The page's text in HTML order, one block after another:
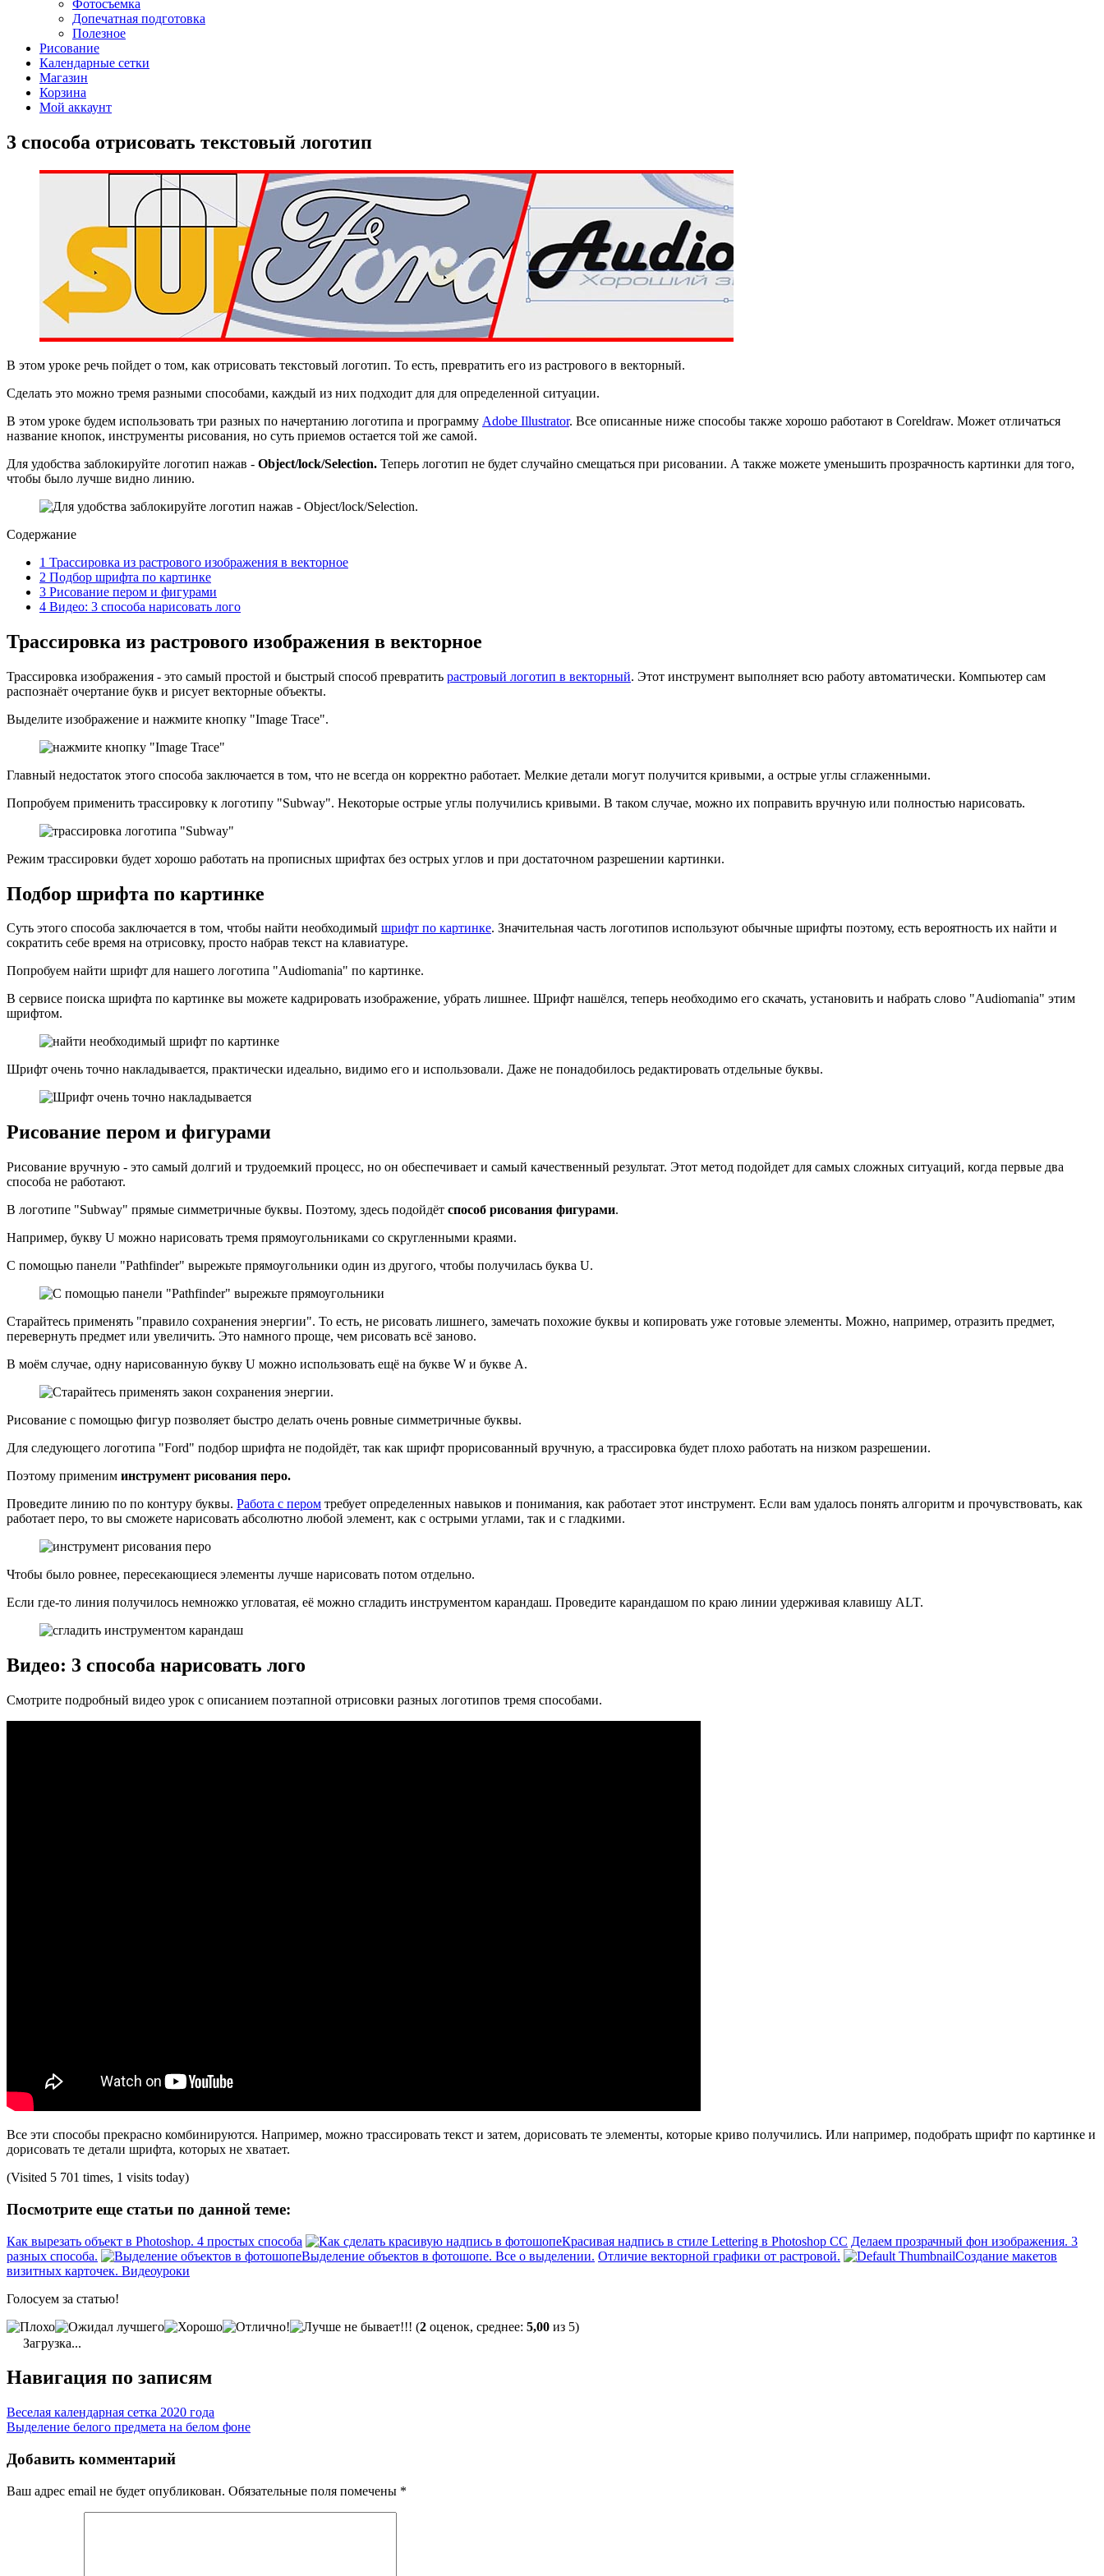
Фотосъемка
Допечатная подготовка
Полезное
Рисование
Календарные сетки
Магазин
Корзина
Мой аккаунт
3 способа отрисовать текстовый логотип
В этом уроке речь пойдет о том, как отрисовать текстовый логотип. То есть, превратить его из растрового в векторный.
Сделать это можно тремя разными способами, каждый из них подходит для для определенной ситуации.
В этом уроке будем использовать три разных по начертанию логотипа и программу Adobe Illustrator. Все описанные ниже способы также хорошо работают в Сoreldraw. Может отличаться
название кнопок, инструменты рисования, но суть приемов остается той же самой.
Для удобства заблокируйте логотип нажав - Object/lock/Selection. Теперь логотип не будет случайно смещаться при рисовании. А также можете уменьшить прозрачность картинки для того,
чтобы было лучше видно линию.
Содержание
1 Трассировка из растрового изображения в векторное
2 Подбор шрифта по картинке
3 Рисование пером и фигурами
4 Видео: 3 способа нарисовать лого
Трассировка из растрового изображения в векторное
Трассировка изображения - это самый простой и быстрый способ превратить растровый логотип в векторный. Этот инструмент выполняет всю работу автоматически. Компьютер сам
распознаёт очертание букв и рисует векторные объекты.
Выделите изображение и нажмите кнопку "Image Trace".
Главный недостаток этого способа заключается в том, что не всегда он корректно работает. Мелкие детали могут получится кривыми, а острые углы сглаженными.
Попробуем применить трассировку к логотипу "Subway". Некоторые острые углы получились кривыми. В таком случае, можно их поправить вручную или полностью нарисовать.
Режим трассировки будет хорошо работать на прописных шрифтах без острых углов и при достаточном разрешении картинки.
Подбор шрифта по картинке
Суть этого способа заключается в том, чтобы найти необходимый шрифт по картинке. Значительная часть логотипов используют обычные шрифты поэтому, есть вероятность их найти и
сократить себе время на отрисовку, просто набрав текст на клавиатуре.
Попробуем найти шрифт для нашего логотипа "Audiomania" по картинке.
В сервисе поиска шрифта по картинке вы можете кадрировать изображение, убрать лишнее. Шрифт нашёлся, теперь необходимо его скачать, установить и набрать слово "Audiomania" этим
шрифтом.
Шрифт очень точно накладывается, практически идеально, видимо его и использовали. Даже не понадобилось редактировать отдельные буквы.
Рисование пером и фигурами
Рисование вручную - это самый долгий и трудоемкий процесс, но он обеспечивает и самый качественный результат. Этот метод подойдет для самых сложных ситуаций, когда первые два
способа не работают.
В логотипе "Subway" прямые симметричные буквы. Поэтому, здесь подойдёт способ рисования фигурами.
Например, букву U можно нарисовать тремя прямоугольниками со скругленными краями.
С помощью панели "Pathfinder" вырежьте прямоугольники один из другого, чтобы получилась буква U.
Старайтесь применять "правило сохранения энергии". То есть, не рисовать лишнего, замечать похожие буквы и копировать уже готовые элементы. Можно, например, отразить предмет,
перевернуть предмет или увеличить. Это намного проще, чем рисовать всё заново.
В моём случае, одну нарисованную букву U можно использовать ещё на букве W и букве A.
Рисование с помощью фигур позволяет быстро делать очень ровные симметричные буквы.
Для следующего логотипа "Ford" подбор шрифта не подойдёт, так как шрифт прорисованный вручную, а трассировка будет плохо работать на низком разрешении.
Поэтому применим инструмент рисования перо.
Проведите линию по по контуру буквы. Работа с пером требует определенных навыков и понимания, как работает этот инструмент. Если вам удалось понять алгоритм и прочувствовать, как
работает перо, то вы сможете нарисовать абсолютно любой элемент, как с острыми углами, так и с гладкими.
Чтобы было ровнее, пересекающиеся элементы лучше нарисовать потом отдельно.
Если где-то линия получилось немножко угловатая, её можно сгладить инструментом карандаш. Проведите карандашом по краю линии удерживая клавишу ALT.
Видео: 3 способа нарисовать лого
Смотрите подробный видео урок с описанием поэтапной отрисовки разных логотипов тремя способами.
Все эти способы прекрасно комбинируются. Например, можно трассировать текст и затем, дорисовать те элементы, которые криво получились. Или например, подобрать шрифт по картинке и
дорисовать те детали шрифта, которых не хватает.
(Visited 5 701 times, 1 visits today)
Посмотрите еще статьи по данной теме:
Как вырезать объект в Photoshop. 4 простых способа Красивая надпись в стиле Lettering в Photoshop CC Делаем прозрачный фон изображения. 3
разных способа.
Выделение объектов в фотошопе. Все о выделении. Отличие векторной графики от растровой.
Создание макетов
визитных карточек. Видеоуроки
Голосуем за статью!
(2 оценок, среднее: 5,00 из 5)
Загрузка...
Навигация по записям
Веселая календарная сетка 2020 года
Выделение белого предмета на белом фоне
Добавить комментарий
Ваш адрес email не будет опубликован. Обязательные поля помечены *